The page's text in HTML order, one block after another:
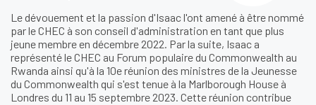
Le dévouement et la passion d'Isaac l'ont amené à être nommé
par le CHEC à son conseil d'administration en tant que plus
jeune membre en décembre 2022. Par la suite, Isaac a
représenté le CHEC au Forum populaire du Commonwealth au
Rwanda ainsi qu'à la 10e réunion des ministres de la Jeunesse
du Commonwealth qui s'est tenue à la Marlborough House à
Londres du 11 au 15 septembre 2023. Cette réunion contribue